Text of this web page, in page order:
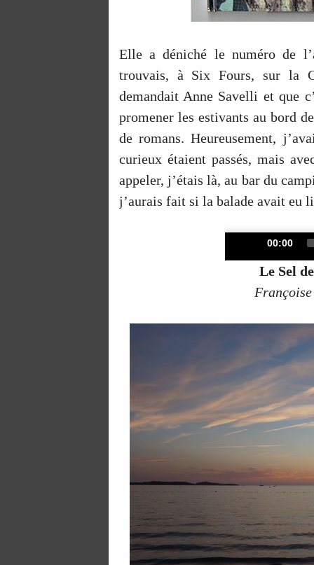
Elle a déniché le numéro de
trouvais, à Six Fours, sur la
demandait Anne Savelli et que
promener les estivants au bord
de romans. Heureusement,
curieux étaient passés, mais
appeler, j’étais là, au bar du
j’aurais fait si la balade avait eu
Current
00:00
Le Sel